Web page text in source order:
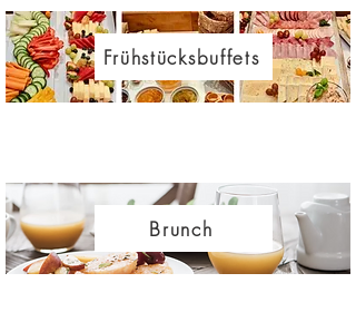
Frühstücksbuffets
Brunch